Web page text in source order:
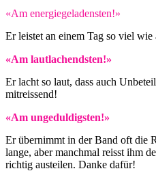
«Am energiegeladensten!»
Er leistet an einem Tag so viel wie
«Am lautlachendsten!»
Er lacht so laut, dass auch
mitreissend!
«Am ungeduldigsten!»
Er übernimmt in der Band oft die
lange, aber manchmal reisst ihm
richtig austeilen. Danke dafür!